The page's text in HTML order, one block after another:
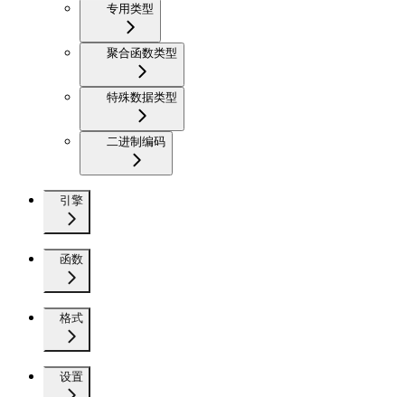
专用类型
聚合函数类型
特殊数据类型
二进制编码
引擎
函数
格式
设置